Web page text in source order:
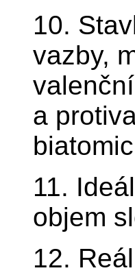
10.
vazby,
a
11.
objem
12.